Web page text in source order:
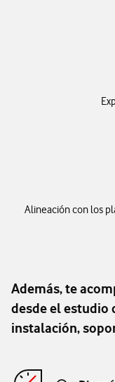
Alineación con los
Además, te
desde el estudio
instalación,